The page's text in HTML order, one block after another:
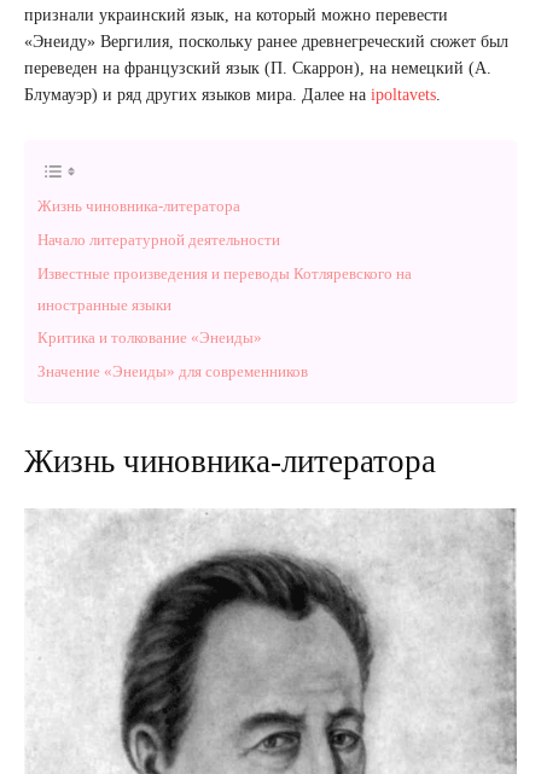
признали украинский язык, на который можно перевести
«Энеиду» Вергилия, поскольку ранее древнегреческий сюжет был
переведен на французский язык (П. Скаррон), на немецкий (А.
Блумауэр) и ряд других языков мира. Далее на ipoltavets.
Жизнь чиновника-литератора
Начало литературной деятельности
Известные произведения и переводы Котляревского на
иностранные языки
Критика и толкование «Энеиды»
Значение «Энеиды» для современников
Жизнь чиновника-литератора